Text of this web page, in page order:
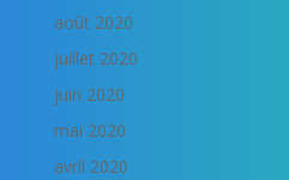
août 2020
juillet 2020
juin 2020
mai 2020
avril 2020